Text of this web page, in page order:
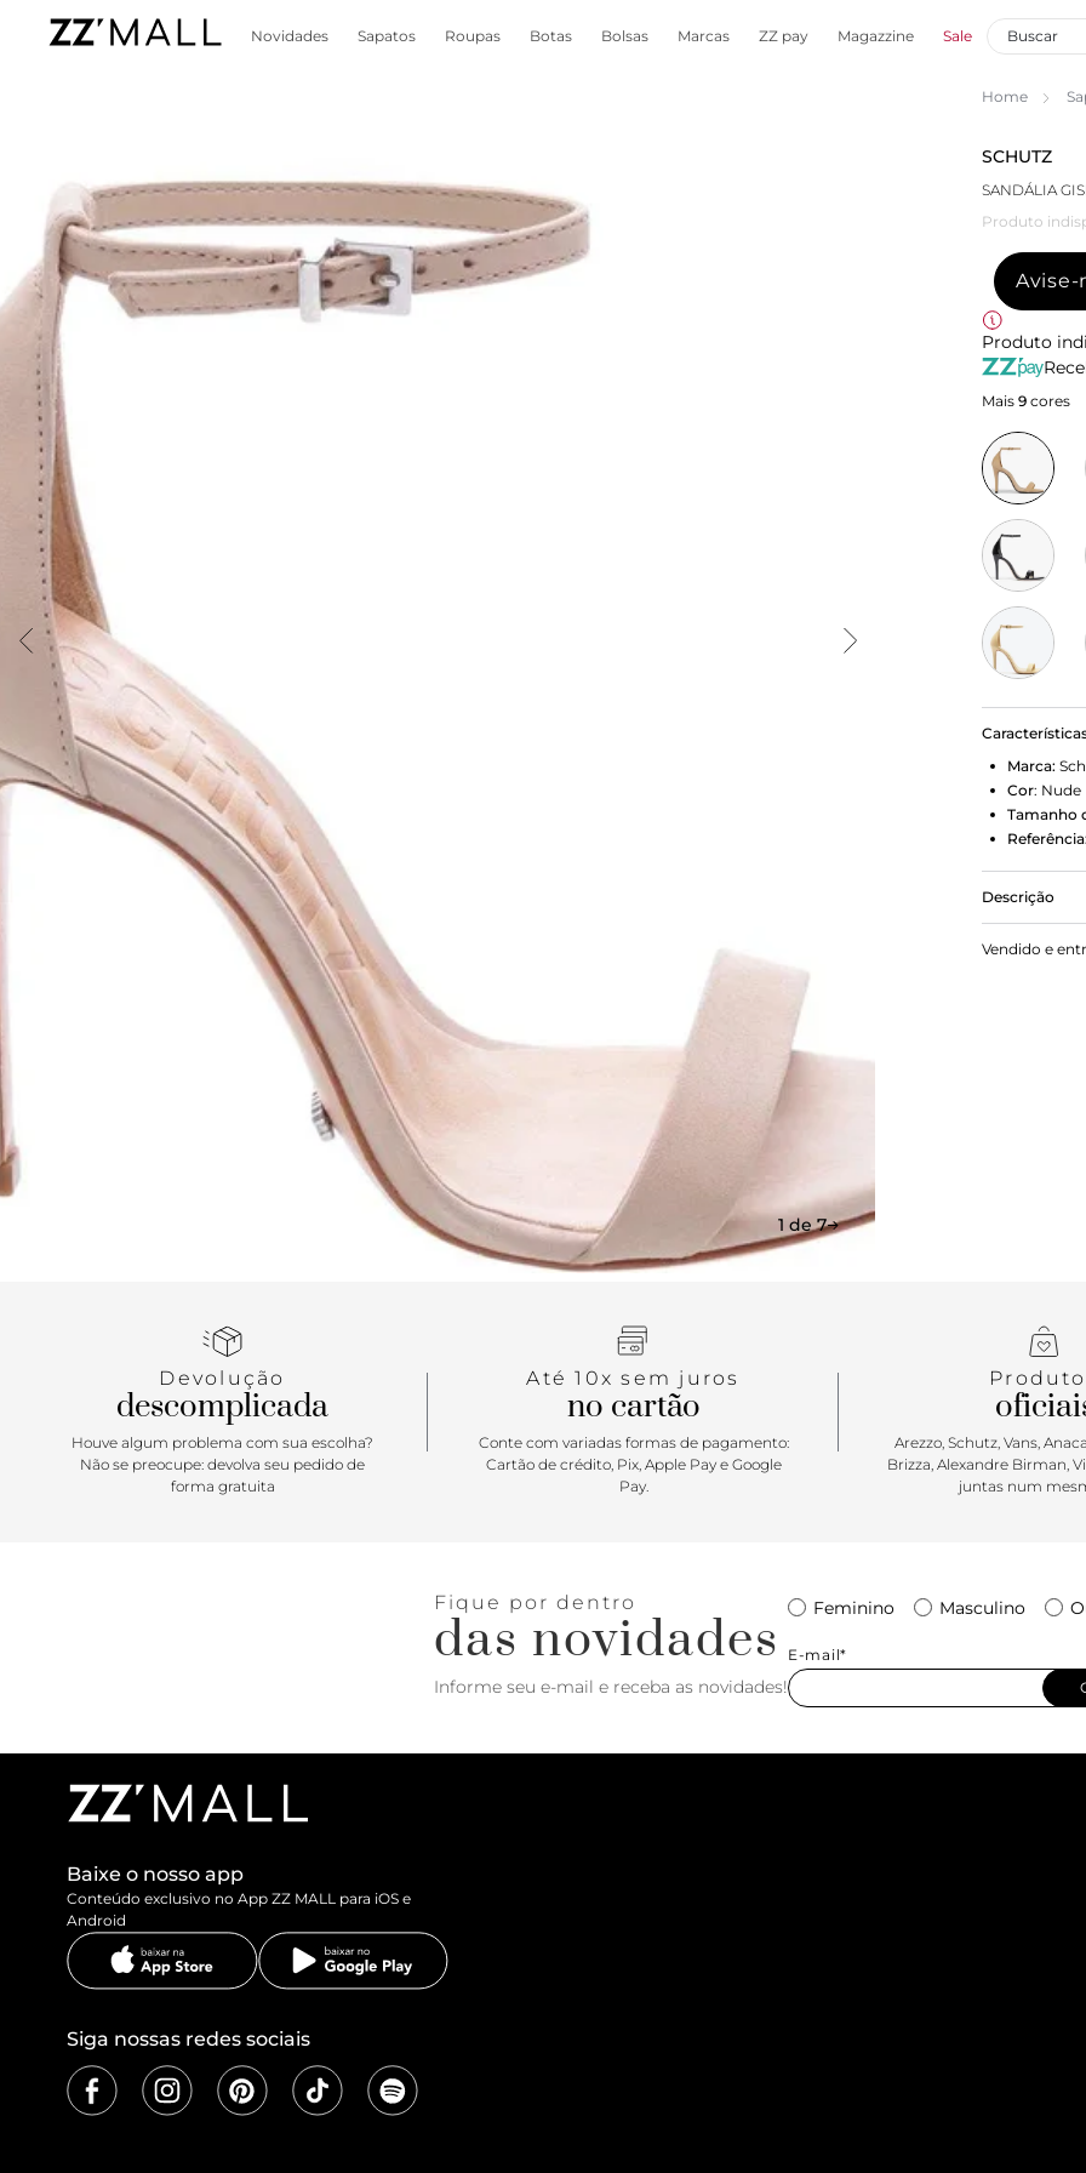
Novidades Sapatos Roupas Botas Bolsas Marcas ZZ pay Magazzine Sale
1 de 7
Home
SCHUTZ
SANDÁLIA
Produto
Avise-
Produto
Mais 9 cores
Marca:
Cor: Nude
Tamanho
Referência:
Descrição
O clássico
um must-
Vendido e
Devolução
descomplicada
Houve algum problema com sua escolha?
Não se preocupe: devolva seu pedido de
forma gratuita
Até 10x sem juros
no cartão
Conte com variadas formas de pagamento:
Cartão de crédito, Pix, Apple Pay e Google
Pay.
Arezzo, Schutz, Vans,
Brizza, Alexandre Birman,
juntas num
Fique por dentro
das novidades
Informe seu e-mail e receba as novidades!
Feminino Masculino
E-mail*
Baixe o nosso app
Conteúdo exclusivo no App ZZ MALL para iOS e
Android
Siga nossas redes sociais